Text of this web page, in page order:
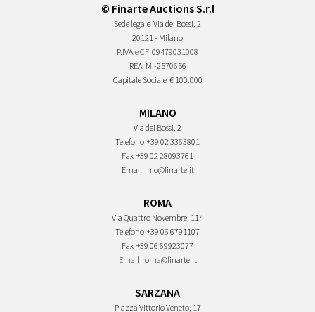
© Finarte Auctions S.r.l
Sede legale Via dei Bossi, 2
20121 - Milano
P.IVA e CF 09479031008
REA MI-2570656
Capitale Sociale € 100.000
MILANO
Via dei Bossi, 2
Telefono +39 02 3363801
Fax +39 02 28093761
Email info@finarte.it
ROMA
Via Quattro Novembre, 114
Telefono +39 06 6791107
Fax +39 06 69923077
Email roma@finarte.it
SARZANA
Piazza Vittorio Veneto, 17